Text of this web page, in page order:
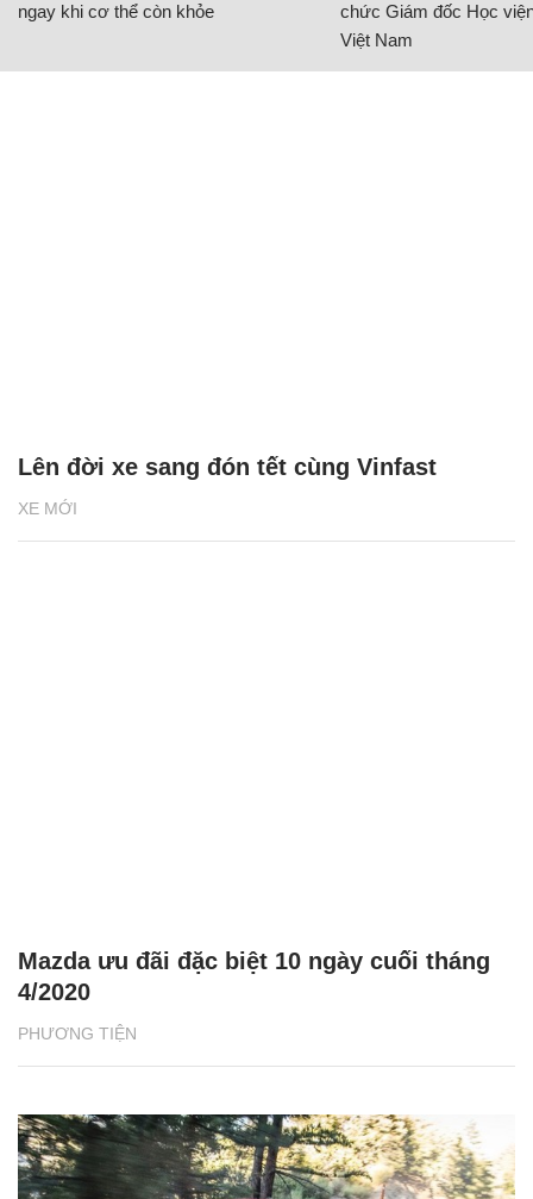
ngay khi cơ thể còn khỏe
chức Giám đốc Học
Việt Nam
XE MỚI
Lên đời xe sang đón tết cùng Vinfast
PHƯƠNG TIỆN
Mazda ưu đãi đặc biệt 10 ngày cuối tháng
4/2020